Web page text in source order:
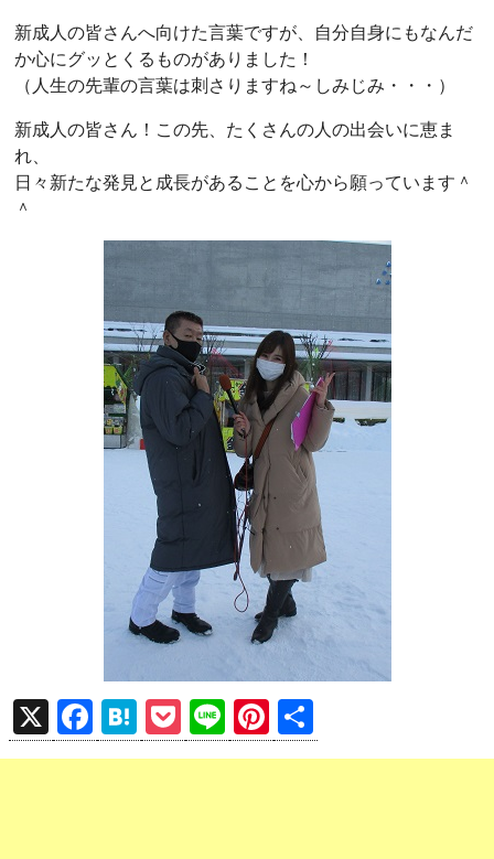
新成人の皆さんへ向けた言葉ですが、自分自身にもなんだ
か心にグッとくるものがありました！
（人生の先輩の言葉は刺さりますね～しみじみ・・・）
新成人の皆さん！この先、たくさんの人の出会いに恵ま
れ、
日々新たな発見と成長があることを心から願っています＾
＾
X
F
a
H
at
P
o
Li
n
Pi
nt 有